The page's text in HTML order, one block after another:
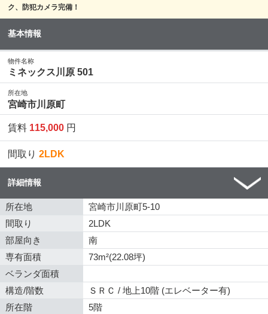
ク、防犯カメラ完備！
基本情報
物件名称
ミネックス川原 501
所在地
宮崎市川原町
賃料 115,000 円
間取り2LDK
詳細情報
所在地
宮崎市川原町5-10
間取り
2LDK
部屋向き
南
専有面積
73m²(22.08坪)
ベランダ面積
構造/階数
ＳＲＣ / 地上10階 (エレベーター有)
所在階
5階